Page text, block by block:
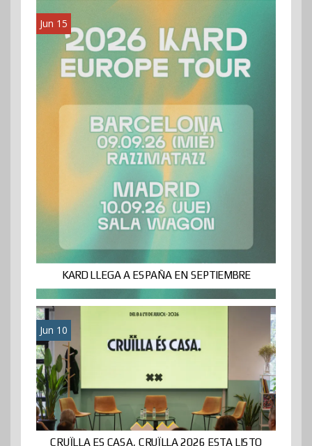
Jun 15
KARD LLEGA A ESPAÑA EN SEPTIEMBRE
Jun 10
CRUÏLLA ES CASA, CRUÏLLA 2026 ESTA LISTO